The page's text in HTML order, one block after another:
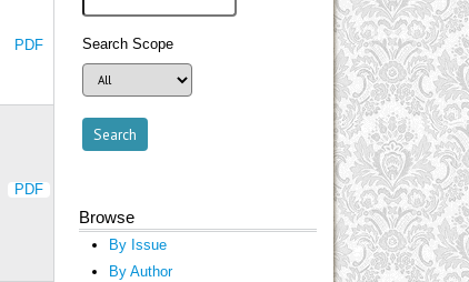
Search Scope
Browse
By Issue
By Author
PDF
PDF